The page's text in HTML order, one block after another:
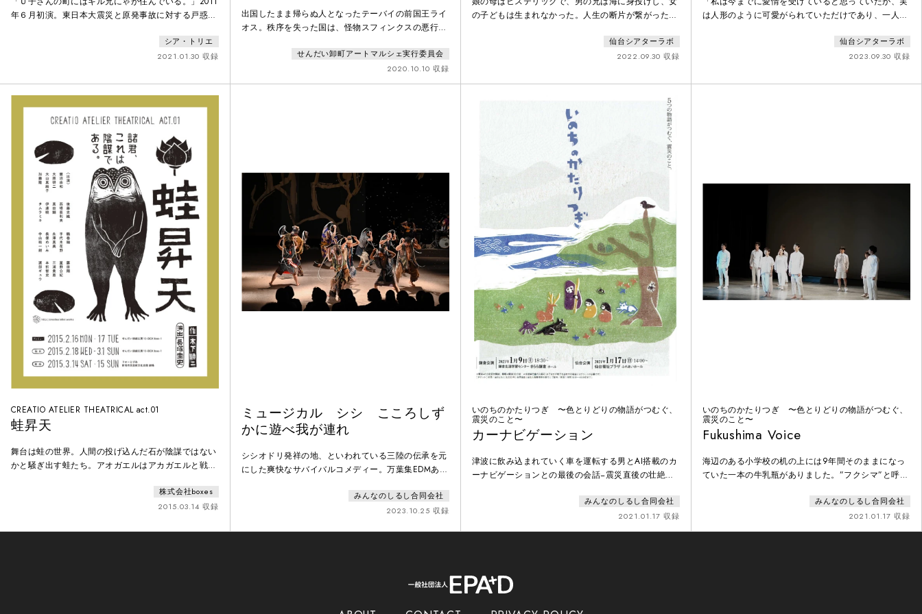
年６月初演。東日本大震災と原発事故に対する戸惑い
ミュンヘンなど各地で上演された話題作。シア・トリエ
2021.01.30 収録
出国したまま帰らぬ人となったテーバイの前国王ライ
オス。秩序を失った国は、怪物スフィンクスの悪行に
オイディプスは、誰しもが解けなかった怪物スフィン
クスの謎を解き、危機を救った功績により前王の妻イ
オカステを自らの妻に迎え、テーバイの新しい王にな
せんだい卸町アートマルシェ実行委員会
2020.10.10 収録
の子どもは生まれなかった。人生の断片が繋がった、
も、あの人の兄も、この人の生まれなかった子ども
も、存在しているのです」アントン・チェーホフの名
に提唱する演劇の新形式。
仙台シアターラボ
2022.09.30 収録
は人形のように可愛がられていただけであり、一人の
は今までここにいるべきだと思っていたが、実はペッ
トのように飼われていただだけであり、一人の人間と
ク・イップセンの名作戯曲「人形の家」を換骨奪胎
仙台シアターラボ
2023.09.30 収録
CREATIO ATELIER THEATRICAL act.01
蛙昇天
舞台は蛙の世界。人間の投げ込んだ石が陰謀ではない
かと騒ぎ出す蛙たち。アオガエルはアカガエルと戦争
党なる保守政党はアカガエル国家と理念を同じにして
いるカプリ党の謀略とすることによって、カプリ党の
の捕虜を帰還させようとする運動のころ、カプリ党の
株式会社boxes
2015.03.14 収録
ミュージカル シシ こころしず
かに遊べ我が連れ
シシオドリ発祥の地、といわれている三陸の伝承を元
にした爽快なサバイバルコメディー。万葉集EDMあ
り！江戸時代の仙台藩を襲った慶長の大津波を題材
に、苦境の中、いきいきと前を向く人々を通して、未
みんなのしるし合同会社
2023.10.25 収録
いのちのかたりつぎ 〜色とりどりの物語がつむぐ、
震災のこと〜
カーナビゲーション
津波に飲み込まれていく車を運転する男とAI搭載のカ
ーナビゲーションとの最後の会話−震災直後の壮絶な
たラジオドラマ作品を、3.11を描いた作品に向き合い
続けた表現者たちが結集して舞台作品に昇華させた。
時間が経ったからこそ向き合えることを、改めて言葉
みんなのしるし合同会社
2021.01.17 収録
いのちのかたりつぎ 〜色とりどりの物語がつむぐ、
震災のこと〜
Fukushima Voice
海辺のある小学校の机の上には9年間そのままになっ
ていた一本の牛乳瓶がありました。”フクシマ”と呼ば
をつむぐ命の合唱。福島で活動し、第1回「ニュン
ク・レビュー・ポエトリー賞」外国語部門等受賞歴の
ある詩人・和合亮一の詩をもとに、東北に縁のある出
みんなのしるし合同会社
2021.01.17 収録